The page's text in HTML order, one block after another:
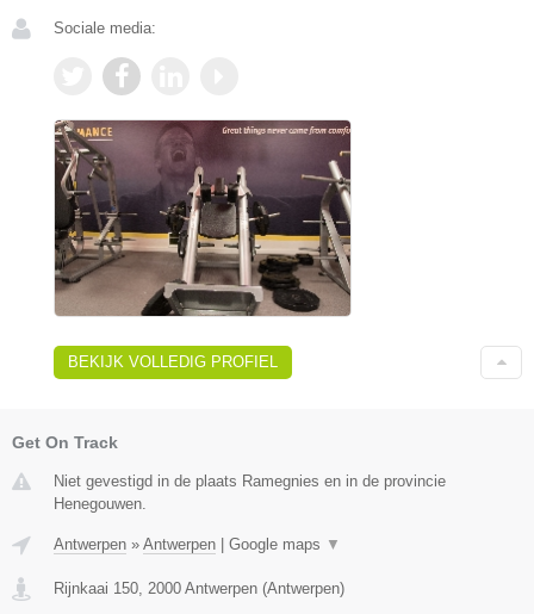
Sociale media:
BEKIJK VOLLEDIG PROFIEL
Get On Track
Niet gevestigd in de plaats Ramegnies en in de provincie
Henegouwen.
Antwerpen » Antwerpen Google maps ▼
Rijnkaai 150, 2000 Antwerpen (Antwerpen)